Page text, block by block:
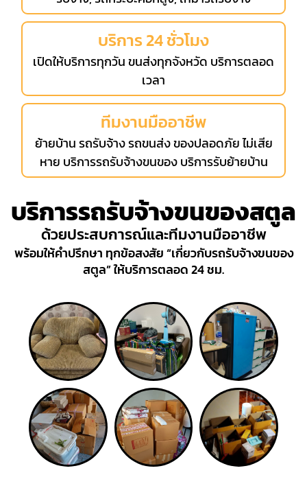
บริการ 24 ชั่วโมง
เปิดให้บริการทุกวัน ขนส่งทุกจังหวัด บริการตลอด
เวลา
ทีมงานมืออาชีพ
ย้ายบ้าน รถรับจ้าง รถขนส่ง ของปลอดภัย ไม่เสีย
หาย บริการรถรับจ้างขนของ บริการรับย้ายบ้าน
บริการรถรับจ้างขนของสตูล
ด้วยประสบการณ์และทีมงานมืออาชีพ
พร้อมให้คำปรึกษา ทุกข้อสงสัย “เกี่ยวกับรถรับจ้างขนของ
สตูล” ให้บริการตลอด 24 ชม.